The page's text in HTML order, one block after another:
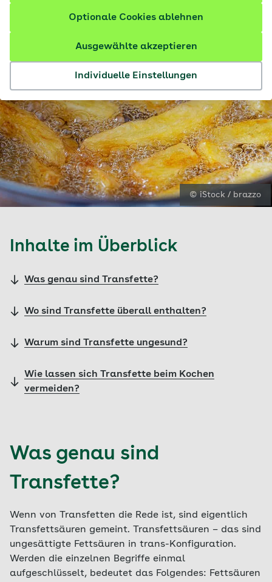
Individuelle Einstellungen
Ausgewählte akzeptieren
Optionale Cookies ablehnen
© iStock / brazzo
Inhalte im Überblick
Was genau sind Transfette?
Wo sind Transfette überall enthalten?
Warum sind Transfette ungesund?
Wie lassen sich Transfette beim Kochen
vermeiden?
Was genau sind
Transfette?
Wenn von Transfetten die Rede ist, sind eigentlich
Transfettsäuren gemeint. Transfettsäuren – das sind
ungesättigte Fettsäuren in trans-Konfiguration.
Werden die einzelnen Begriffe einmal
aufgeschlüsselt, bedeutet das Folgendes: Fettsäuren